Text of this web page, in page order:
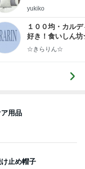
ep Life Simple◆
yukiko
１００均・カルデ
好き！食いしん
らりん☆のブログ
☆きらりん☆
用品
止め帽子